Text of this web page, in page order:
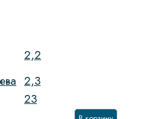
2,2
2,3
23